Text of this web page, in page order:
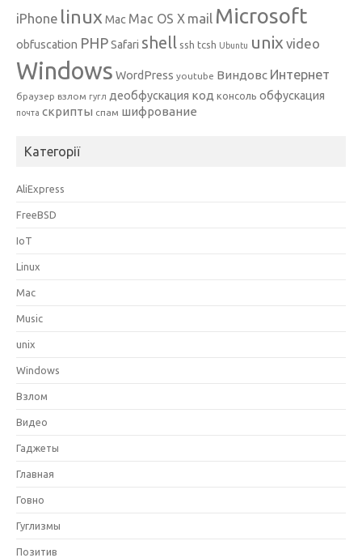
iPhone linux Mac Mac OS X mail Microsoft
obfuscation PHPSafari shell ssh tcsh Ubuntu unix video
Windows WordPress youtube Виндовс Интернет
браузер взлом гугл деобфускация код консоль обфускация
почта скрипты спам шифрование
Категорії
AliExpress
FreeBSD
IoT
Linux
Mac
Music
unix
Windows
Взлом
Видео
Гаджеты
Главная
Говно
Гуглизмы
Позитив